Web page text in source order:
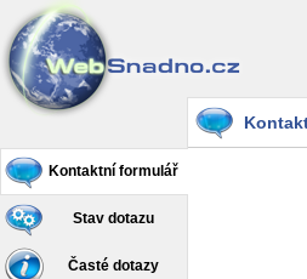
Kontaktní formulář
Stav dotazu
Časté dotazy